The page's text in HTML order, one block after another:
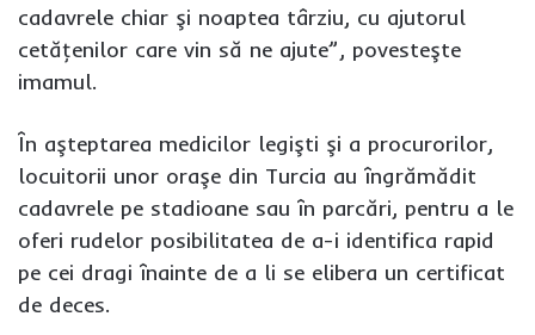
cadavrele chiar şi noaptea târziu, cu ajutorul
cetăţenilor care vin să ne ajute”, povesteşte
imamul.
În aşteptarea medicilor legişti şi a procurorilor,
locuitorii unor oraşe din Turcia au îngrămădit
cadavrele pe stadioane sau în parcări, pentru a le
oferi rudelor posibilitatea de a-i identifica rapid
pe cei dragi înainte de a li se elibera un certificat
de deces.